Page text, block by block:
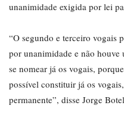
unanimidade exigida por lei
“O segundo e terceiro vogais
por unanimidade e não houve
se nomear já os vogais,
possível constituir já os
permanente”, disse Jorge